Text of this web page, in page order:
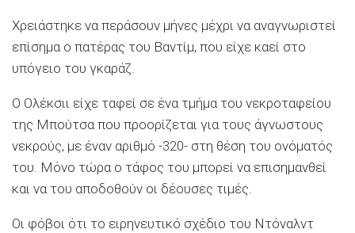
Χρειάστηκε να περάσουν μήνες μέχρι να αναγνωριστεί
επίσημα ο πατέρας του Βαντίμ, που είχε καεί στο
υπόγειο του γκαράζ.
Ο Ολέκσιι είχε ταφεί σε ένα τμήμα του νεκροταφείου
της Μπούτσα που προορίζεται για τους άγνωστους
νεκρούς, με έναν αριθμό -320- στη θέση του ονόματός
του. Μόνο τώρα ο τάφος του μπορεί να επισημανθεί
και να του αποδοθούν οι δέουσες τιμές.
Οι φόβοι ότι το ειρηνευτικό σχέδιο του Ντόναλντ